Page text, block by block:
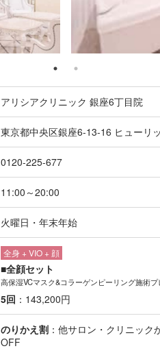
アリシアクリニック 銀座6丁目院
東京都中央区銀座6-13-16 ヒューリ
0120-225-677
11:00～20:00
火曜日・年末年始
全身 + VIO + 顔
■全顔セット
高保湿VCマスク&コラーゲンピーリング施術プ
5回 ：143,200円
のりかえ割 ：他サロン・クリニッ
OFF